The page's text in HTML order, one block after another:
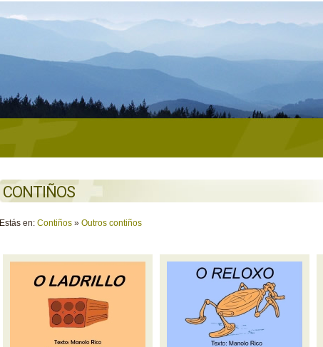
CONTIÑOS
Estás en: Contiños » Outros contiños